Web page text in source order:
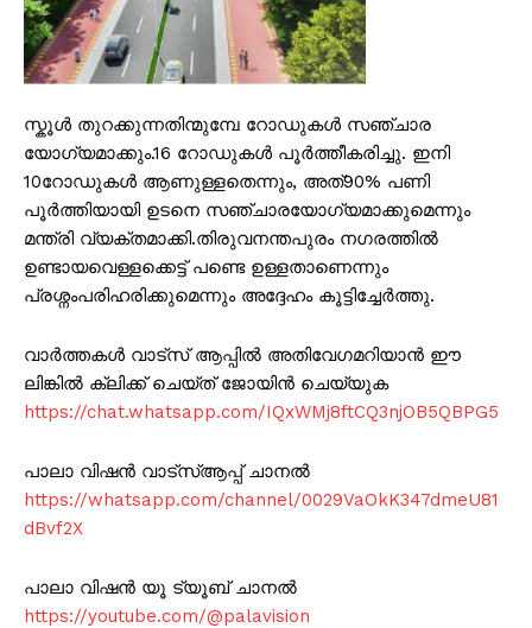
സ്കൂൾ തുറക്കുന്നതിന്മുമ്പേ റോഡുകൾ സഞ്ചാര
യോഗ്യമാക്കും.16 റോഡുകൾ പൂർത്തീകരിച്ചു. ഇനി
10റോഡുകൾ ആണുള്ളതെന്നും, അത്90% പണി
പൂർത്തിയായി ഉടനെ സഞ്ചാരയോഗ്യമാക്കുമെന്നും
മന്ത്രി വ്യക്തമാക്കി.തിരുവനന്തപുരം നഗരത്തിൽ
ഉണ്ടായവെള്ളക്കെട്ട് പണ്ടെ ഉള്ളതാണെന്നും
പ്രശ്നംപരിഹരിക്കുമെന്നും അദ്ദേഹം കൂട്ടിച്ചേർത്തു.
വാർത്തകൾ വാട്സ് ആപ്പിൽ അതിവേഗമറിയാൻ ഈ
ലിങ്കിൽ ക്ലിക്ക് ചെയ്ത് ജോയിൻ ചെയ്യുക
https://chat.whatsapp.com/IQxWMj8ftCQ3njOB5QBPG5
പാലാ വിഷൻ വാട്സ്ആപ്പ് ചാനൽ
https://whatsapp.com/channel/0029VaOkK347dmeU81
dBvf2X
പാലാ വിഷൻ യൂ ട്യൂബ് ചാനൽ
https://youtube.com/@palavision